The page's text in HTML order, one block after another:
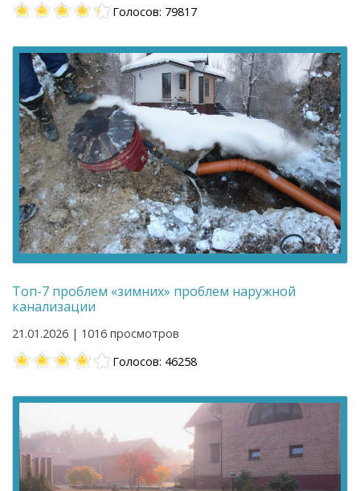
Голосов: 79817
Топ-7 проблем «зимних» проблем наружной
канализации
21.01.2026 | 1016 просмотров
Голосов: 46258